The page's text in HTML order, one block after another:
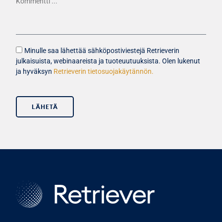
Minulle saa lähettää sähköpostiviestejä Retrieverin
julkaisuista, webinaareista ja tuoteuutuuksista. Olen lukenut
ja hyväksyn Retrieverin tietosuojakäytännön.
LÄHETÄ